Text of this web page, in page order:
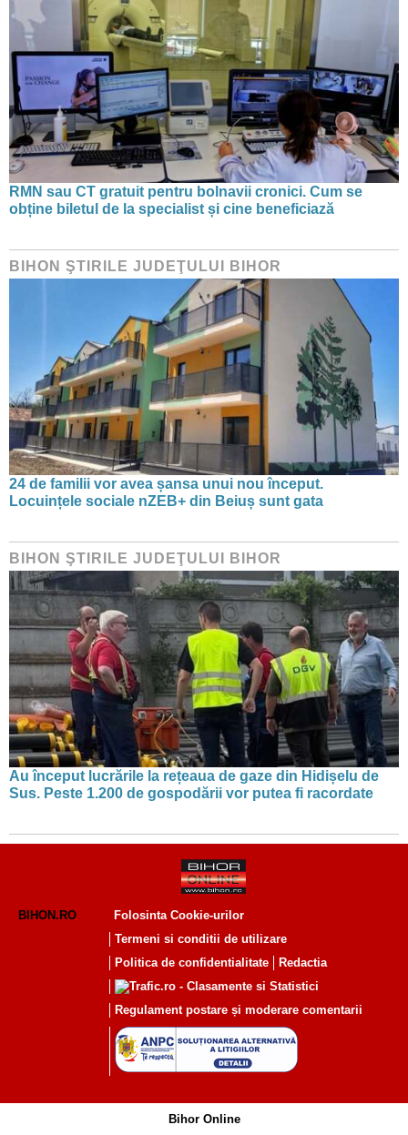
RMN sau CT gratuit pentru bolnavii cronici. Cum se
obține biletul de la specialist și cine beneficiază
BIHON ŞTIRILE JUDEŢULUI BIHOR
24 de familii vor avea șansa unui nou început.
Locuințele sociale nZEB+ din Beiuș sunt gata
BIHON ŞTIRILE JUDEŢULUI BIHOR
Au început lucrările la rețeaua de gaze din Hidișelu de
Sus. Peste 1.200 de gospodării vor putea fi racordate
BIHON.RO
Folosinta Cookie-urilor
Termeni si conditii de utilizare
Politica de confidentialitate
Redactia
Regulament postare și moderare comentarii
Bihor Online